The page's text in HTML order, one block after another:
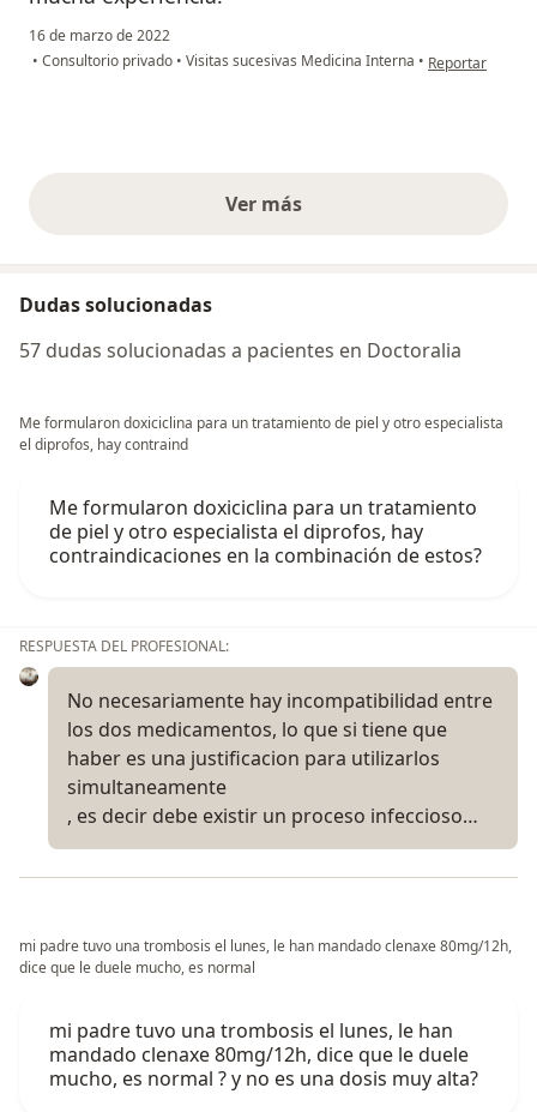
16 de marzo de 2022
• Consultorio privado • Visitas sucesivas Medicina Interna • en opinión del
Reportar
Ver másopiniones anteriores
Dudas solucionadas
57 dudas solucionadas a pacientes en Doctoralia
Me formularon doxiciclina para un tratamiento de piel y otro especialista
el diprofos, hay contraind
Me formularon doxiciclina para un tratamiento
de piel y otro especialista el diprofos, hay
contraindicaciones en la combinación de estos?
RESPUESTA DEL PROFESIONAL:
No necesariamente hay incompatibilidad entre
los dos medicamentos, lo que si tiene que
haber es una justificacion para utilizarlos
simultaneamente
, es decir debe existir un proceso infeccioso…
mi padre tuvo una trombosis el lunes, le han mandado clenaxe 80mg/12h,
dice que le duele mucho, es normal
mi padre tuvo una trombosis el lunes, le han
mandado clenaxe 80mg/12h, dice que le duele
mucho, es normal ? y no es una dosis muy alta?